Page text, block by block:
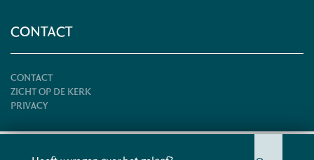
CONTACT
CONTACT
ZICHT OP DE KERK
PRIVACY
© HERSTELD HERVORMDE KERK 2026